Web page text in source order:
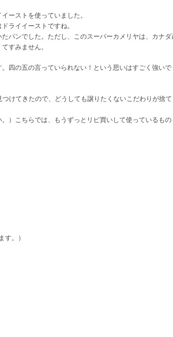
ーストを使っていました。
ライイーストですね。
パンでした。ただし、このスーパーカメリヤは、カナダ
すみません。
四の五の言っていられない！という思いはすごく強いで
けてきたので、どうしても譲りたくないこだわりが捨て
）こちらでは、もうずっとリピ買いして使っているもの
。）